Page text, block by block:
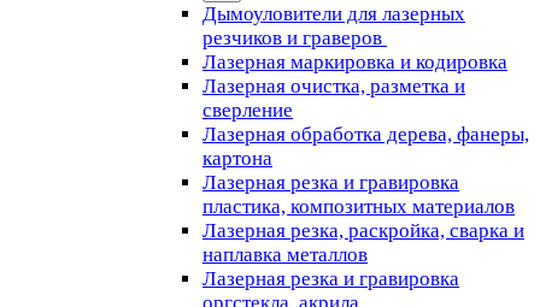
Дымоуловители для лазерных
резчиков и граверов
Лазерная маркировка и кодировка
Лазерная очистка, разметка и
сверление
Лазерная обработка дерева, фанеры,
картона
Лазерная резка и гравировка
пластика, композитных материалов
Лазерная резка, раскройка, сварка и
наплавка металлов
Лазерная резка и гравировка
оргстекла, акрила